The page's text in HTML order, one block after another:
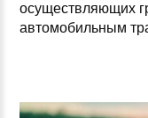
осуществляющих
автомобильным